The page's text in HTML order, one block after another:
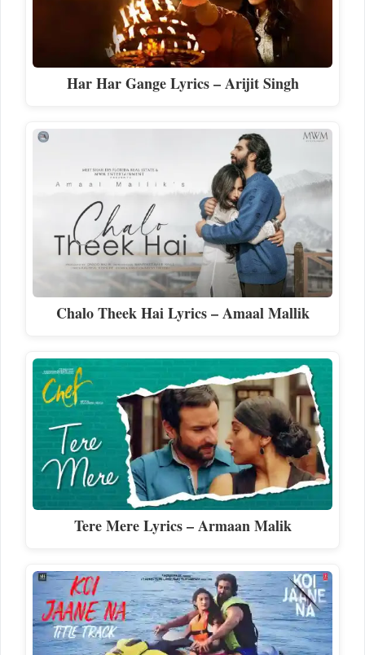
Har Har Gange Lyrics – Arijit Singh
Chalo Theek Hai Lyrics – Amaal Mallik
Tere Mere Lyrics – Armaan Malik